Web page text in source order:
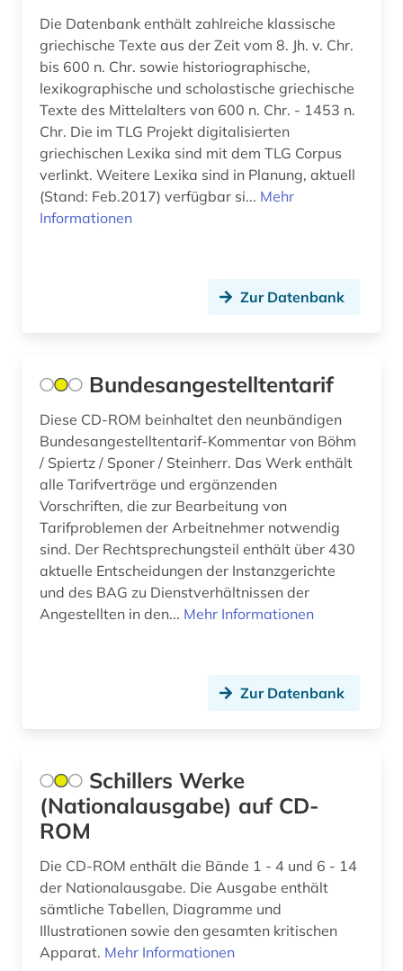
angewandte kinesiologie (1)
angewandte linguistik (1)
angewandte mathematik (1)
angewandte technologien (1)
angewandte wissenschaften (1)
anglo-amerikanische beziehungen (1)
angloamerika (1)
anhörung (1)
anlagenbau (1)
anlagensicherheit (1)
anleitung (1)
anna (1)
anpassung (1)
anselmus (1)
anthologie (86)
anthropogene klimaänderung (1)
anthropologie (20)
Die Datenbank enthält zahlreiche klassische
griechische Texte aus der Zeit vom 8. Jh. v. Chr.
bis 600 n. Chr. sowie historiographische,
lexikographische und scholastische griechische
Texte des Mittelalters von 600 n. Chr. - 1453 n.
Chr. Die im TLG Projekt digitalisierten
griechischen Lexika sind mit dem TLG Corpus
verlinkt. Weitere Lexika sind in Planung, aktuell
(Stand: Feb.2017) verfügbar si... Mehr
Informationen
Zur Datenbank
Bundesangestelltentarif
Diese CD-ROM beinhaltet den neunbändigen
Bundesangestelltentarif-Kommentar von Böhm
/ Spiertz / Sponer / Steinherr. Das Werk enthält
alle Tarifverträge und ergänzenden
Vorschriften, die zur Bearbeitung von
Tarifproblemen der Arbeitnehmer notwendig
sind. Der Rechtsprechungsteil enthält über 430
aktuelle Entscheidungen der Instanzgerichte
und des BAG zu Dienstverhältnissen der
Angestellten in den... Mehr Informationen
Zur Datenbank
Schillers Werke
(Nationalausgabe) auf CD-
ROM
Die CD-ROM enthält die Bände 1 - 4 und 6 - 14
der Nationalausgabe. Die Ausgabe enthält
sämtliche Tabellen, Diagramme und
Illustrationen sowie den gesamten kritischen
Apparat. Mehr Informationen